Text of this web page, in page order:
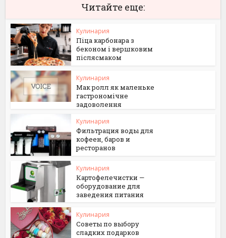
Читайте еще:
Кулинария
Піца карбонара з
беконом і вершковим
післясмаком
Кулинария
Мак ролл як маленьке
гастрономічне
задоволення
Кулинария
Фильтрация воды для
кофеен, баров и
ресторанов
Кулинария
Картофелечистки —
оборудование для
заведения питания
Кулинария
Советы по выбору
сладких подарков